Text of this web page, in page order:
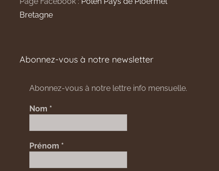
Bretagne
Abonnez-vous à notre newsletter
Abonnez-vous à notre lettre info mensuelle.
Nom *
Prénom *